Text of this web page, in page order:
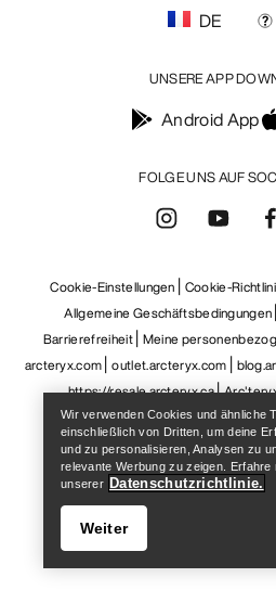
Help
FOLGE UNS AUF
DE
UNSERE APP
Android App
Cookie-Einstellungen Cookie-
Allgemeine Geschäftsbedingungen
Barrierefreiheit Meine
arcteryx.com outlet.arcteryx.com
https://resale.arcteryx.ca
Wir verwenden Cookies und ähnliche
einschließlich von Dritten, um deine
und zu personalisieren, Analysen zu
relevante Werbung zu zeigen. Erfahre
unserer Datenschutzrichtlinie.
Weiter